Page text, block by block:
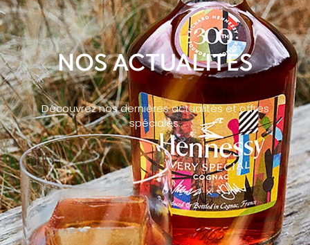
NOS ACTUALITÉS
Découvrez nos dernières actualités et offres
spéciales.